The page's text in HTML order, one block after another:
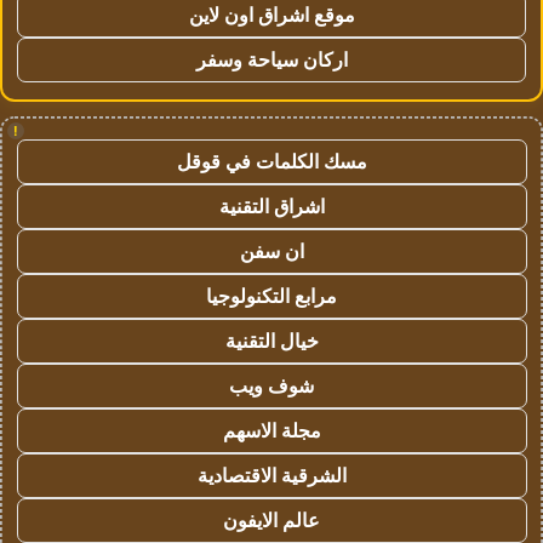
موقع اشراق اون لاين
اركان سياحة وسفر
!
مسك الكلمات في قوقل
اشراق التقنية
ان سفن
مرابع التكنولوجيا
خيال التقنية
شوف ويب
مجلة الاسهم
الشرقية الاقتصادية
عالم الايفون